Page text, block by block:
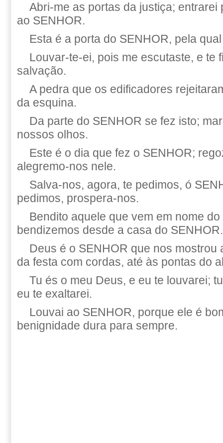
Abri-me as portas da justiça; entrarei
ao SENHOR.
Esta é a porta do SENHOR, pela
Louvar-te-ei, pois me escutaste, e te
salvação.
A pedra que os edificadores
da esquina.
Da parte do SENHOR se fez isto;
nossos olhos.
Este é o dia que fez o SENHOR;
alegremo-nos nele.
Salva-nos, agora, te pedimos, ó
pedimos, prospera-nos.
Bendito aquele que vem em nome
bendizemos desde a casa do SENHOR.
Deus é o SENHOR que nos mostrou
da festa com cordas, até às pontas do
Tu és o meu Deus, e eu te louvarei;
eu te exaltarei.
Louvai ao SENHOR, porque ele é
benignidade dura para sempre.